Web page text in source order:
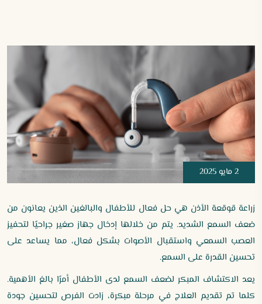
2 مايو 2025
زراعة قوقعة الأذن هي حل فعال للأطفال والبالغين الذين يعانون من
ضعف السمع الشديد. يتم من خلالها إدخال جهاز صغير جراحيًا لتحفيز
العصب السمعي واستقبال الأصوات بشكل فعال، مما يساعد على
تحسين القدرة على السمع.
يعد الاكتشاف المبكر لضعف السمع لدى الأطفال أمرًا بالغ الأهمية.
كلما تم تقديم العلاج في مرحلة مبكرة، زادت الفرص لتحسين جودة